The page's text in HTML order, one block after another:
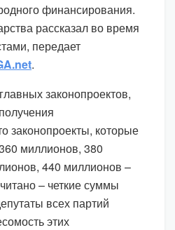
финансирования.
рассказал во время
передает
.
законопроектов,
законопроекты, которые
миллионов, 380
440 миллионов –
– четкие суммы
всех партий
этих